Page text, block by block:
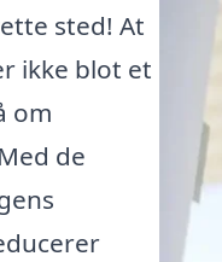
sted! At
ikke blot et
om
de